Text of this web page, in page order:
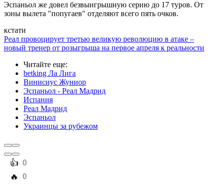
Эспаньол же довел безвыигрышную серию до 17 туров. От
зоны вылета "попугаев" отделяют всего пять очков.
кстати
Реал провоцирует третью великую революцию в атаке –
новый тренер от розыгрыша на первое апреля к реальности
Читайте еще:
betking Ла Лига
Винисиус Жуниор
Эспаньол - Реал Мадрид
Испания
Реал Мадрид
Эспаньол
Украинцы за рубежом
️👍 0
️🔥 0